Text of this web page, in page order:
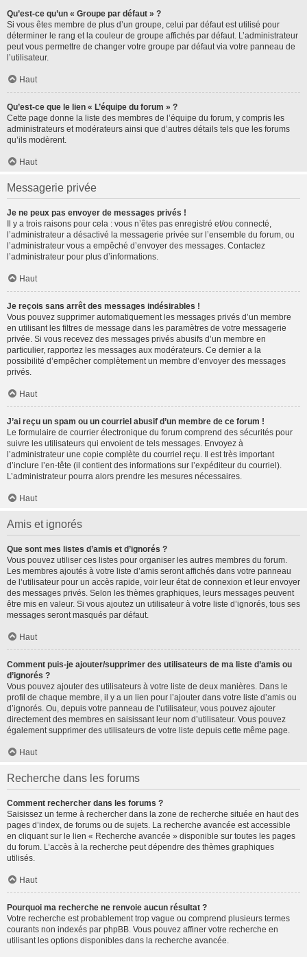
Qu’est-ce qu’un « Groupe par défaut » ?
Si vous êtes membre de plus d’un groupe, celui par défaut est utilisé pour
déterminer le rang et la couleur de groupe affichés par défaut. L’administrateur
peut vous permettre de changer votre groupe par défaut via votre panneau de
l’utilisateur.
Haut
Qu’est-ce que le lien « L’équipe du forum » ?
Cette page donne la liste des membres de l’équipe du forum, y compris les
administrateurs et modérateurs ainsi que d’autres détails tels que les forums
qu’ils modèrent.
Haut
Messagerie privée
Je ne peux pas envoyer de messages privés !
Il y a trois raisons pour cela : vous n’êtes pas enregistré et/ou connecté,
l’administrateur a désactivé la messagerie privée sur l’ensemble du forum, ou
l’administrateur vous a empêché d’envoyer des messages. Contactez
l’administrateur pour plus d’informations.
Haut
Je reçois sans arrêt des messages indésirables !
Vous pouvez supprimer automatiquement les messages privés d’un membre
en utilisant les filtres de message dans les paramètres de votre messagerie
privée. Si vous recevez des messages privés abusifs d’un membre en
particulier, rapportez les messages aux modérateurs. Ce dernier a la
possibilité d’empêcher complètement un membre d’envoyer des messages
privés.
Haut
J’ai reçu un spam ou un courriel abusif d’un membre de ce forum !
Le formulaire de courrier électronique du forum comprend des sécurités pour
suivre les utilisateurs qui envoient de tels messages. Envoyez à
l’administrateur une copie complète du courriel reçu. Il est très important
d’inclure l’en-tête (il contient des informations sur l’expéditeur du courriel).
L’administrateur pourra alors prendre les mesures nécessaires.
Haut
Amis et ignorés
Que sont mes listes d’amis et d’ignorés ?
Vous pouvez utiliser ces listes pour organiser les autres membres du forum.
Les membres ajoutés à votre liste d’amis seront affichés dans votre panneau
de l’utilisateur pour un accès rapide, voir leur état de connexion et leur envoyer
des messages privés. Selon les thèmes graphiques, leurs messages peuvent
être mis en valeur. Si vous ajoutez un utilisateur à votre liste d’ignorés, tous ses
messages seront masqués par défaut.
Haut
Comment puis-je ajouter/supprimer des utilisateurs de ma liste d’amis ou
d’ignorés ?
Vous pouvez ajouter des utilisateurs à votre liste de deux manières. Dans le
profil de chaque membre, il y a un lien pour l’ajouter dans votre liste d’amis ou
d’ignorés. Ou, depuis votre panneau de l’utilisateur, vous pouvez ajouter
directement des membres en saisissant leur nom d’utilisateur. Vous pouvez
également supprimer des utilisateurs de votre liste depuis cette même page.
Haut
Recherche dans les forums
Comment rechercher dans les forums ?
Saisissez un terme à rechercher dans la zone de recherche située en haut des
pages d’index, de forums ou de sujets. La recherche avancée est accessible
en cliquant sur le lien « Recherche avancée » disponible sur toutes les pages
du forum. L’accès à la recherche peut dépendre des thèmes graphiques
utilisés.
Haut
Pourquoi ma recherche ne renvoie aucun résultat ?
Votre recherche est probablement trop vague ou comprend plusieurs termes
courants non indexés par phpBB. Vous pouvez affiner votre recherche en
utilisant les options disponibles dans la recherche avancée.